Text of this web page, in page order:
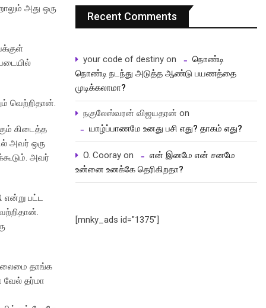
அது ஒரு
வெற்றிதான்.
கிடைத்த
அவர் ஒரு
அவர்
பட்ட
தாங்க
வேல் தர்மா
Recent Comments
your code of destiny on
நொண்டி
நொண்டி நடந்து அடுத்த ஆண்டு பயணத்தை
முடிக்கலாமா?
நகுலேஸ்வரன் விஜயதரன் on
யாழ்ப்பாணமே உனது பசி எது? தாகம் எது?
O. Cooray on
என் இனமே என் சனமே
உன்னை உனக்கே தெரிகிறதா?
[mnky_ads id="1375"]